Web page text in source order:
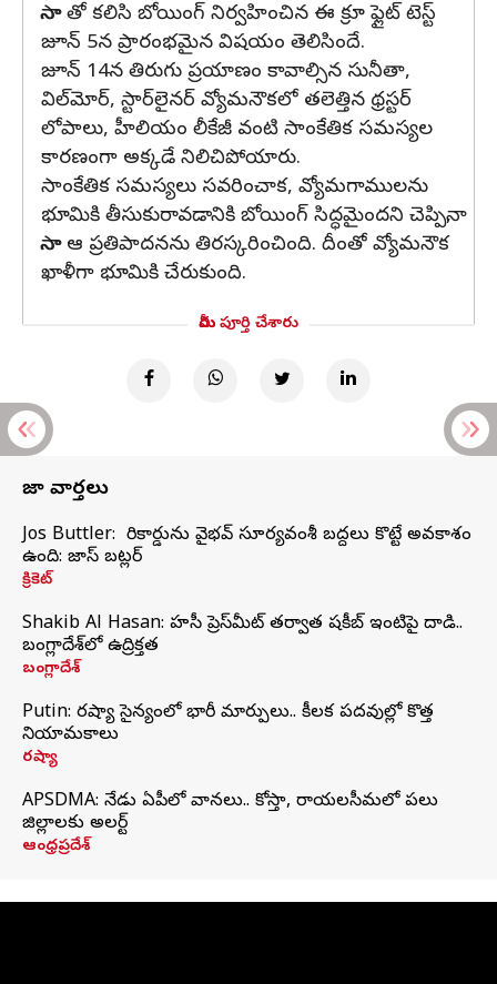
నాసా తో కలిసి బోయింగ్ నిర్వహించిన ఈ క్రూ ఫ్లైట్‌ టెస్ట్
జూన్ 5న ప్రారంభమైన విషయం తెలిసిందే.
జూన్ 14న తిరుగు ప్రయాణం కావాల్సిన సునీతా,
విల్‌మోర్, స్టార్‌లైనర్‌ వ్యోమనౌకలో తలెత్తిన థ్రస్టర్‌
లోపాలు, హీలియం లీకేజీ వంటి సాంకేతిక సమస్యల
కారణంగా అక్కడే నిలిచిపోయారు.
సాంకేతిక సమస్యలు సవరించాక, వ్యోమగాములను
భూమికి తీసుకురావడానికి బోయింగ్‌ సిద్ధమైందని చెప్పినా,
నాసా ఆ ప్రతిపాదనను తిరస్కరించింది. దీంతో వ్యోమనౌక
ఖాళీగా భూమికి చేరుకుంది.
మీరు పూర్తి చేశారు
తాజా వార్తలు
Jos Buttler: నా రికార్డును వైభవ్ సూర్యవంశీ బద్దలు కొట్టే అవకాశం
ఉంది: జాస్ బట్లర్
క్రికెట్
Shakib Al Hasan: హసీనా ప్రెస్‌మీట్‌ తర్వాత షకీబ్‌ ఇంటిపై దాడి..
బంగ్లాదేశ్‌లో ఉద్రిక్తత
బంగ్లాదేశ్
Putin: రష్యా సైన్యంలో భారీ మార్పులు.. కీలక పదవుల్లో కొత్త
నియామకాలు
రష్యా
APSDMA: నేడు ఏపీలో వానలు.. కోస్తా, రాయలసీమలో పలు
జిల్లాలకు అలర్ట్
ఆంధ్రప్రదేశ్